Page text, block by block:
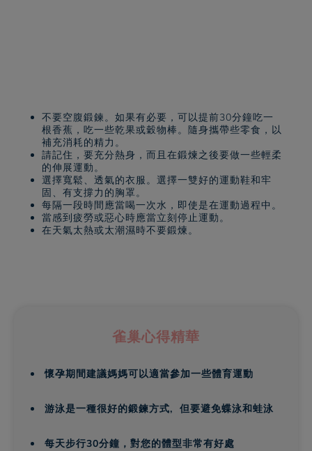
不要空腹鍛鍊。如果有必要，可以提前30分鐘吃一
根香蕉，吃一些乾果或穀物棒。隨身攜帶些零食，以
補充消耗的精力。
請記住，要充分熱身，而且在鍛煉之後要做一些輕柔
的伸展運動。
選擇寬鬆、透氣的衣服。選擇一雙好的運動鞋和牢
固、有支撐力的胸罩。
每隔一段時間應當喝一次水，即使是在運動過程中。
當感到疲勞或惡心時應當立刻停止運動。
在天氣太熱或太潮濕時不要鍛煉。
雀巢心得精華
懷孕期間建議媽媽可以適當參加一些體育運動
游泳是一種很好的鍛鍊方式, 但要避免蝶泳和蛙泳
每天步行30分鐘，對您的體型非常有好處